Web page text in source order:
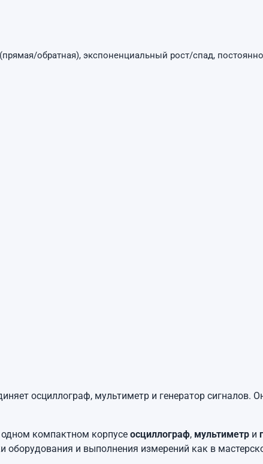
обратная), экспоненциальный рост/спад,
осциллограф, мультиметр и генератор сигналов.
компактном корпусе осциллограф, мультиметр и
оборудования и выполнения измерений как в